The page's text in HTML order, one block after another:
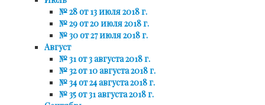
№ 28 от 13 июля 2018 г.
№ 29 от 20 июля 2018 г.
№ 30 от 27 июля 2018 г.
Август
№ 31 от 3 августа 2018 г.
№ 32 от 10 августа 2018 г.
№ 34 от 24 августа 2018 г.
№ 35 от 31 августа 2018 г.